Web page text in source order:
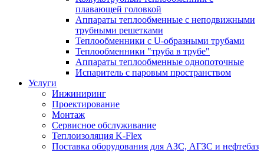
плавающей головкой
Аппараты теплообменные с неподвижными
трубными решетками
Теплообменники с U-образными трубами
Теплообменники "труба в трубе"
Аппараты теплообменные однопоточные
Испаритель с паровым пространством
Услуги
Инжиниринг
Проектирование
Монтаж
Сервисное обслуживание
Теплоизоляция K-Flex
Поставка оборудования для АЗС, АГЗС и нефтебаз